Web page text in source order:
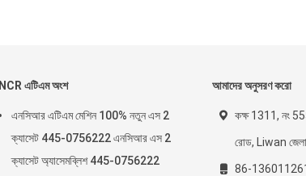
NCR এটিএম অংশ
এনসিআর এটিএম মেশিন 100% নতুন এস 2
ক্যাসেট 445-0756222 এনসিআর এস 2
ক্যাসেট অ্যাসেমব্লিশ 445-0756222
আমাদের অনুসরণ করো
কক্ষ 1311, নং 555,
রোড, Liwan জেলা,
86-